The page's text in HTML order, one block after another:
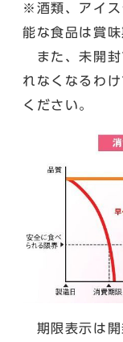
※酒類、アイス
能な食品は賞
また、未開封
れなくなるわ
ください。
期限表示は開